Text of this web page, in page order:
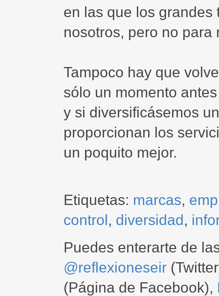
en las que los
nosotros, pero no para
Tampoco hay que
sólo un momento
y si diversificásemos
proporcionan los
un poquito mejor.
Etiquetas: marcas,
control, diversidad,
Puedes enterarte de
@reflexioneseir
(Página de Facebook),